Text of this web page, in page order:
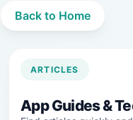
Back to Home
ARTICLES
App Guides &